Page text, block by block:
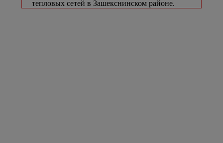
тепловых сетей в Зашекснинском районе.